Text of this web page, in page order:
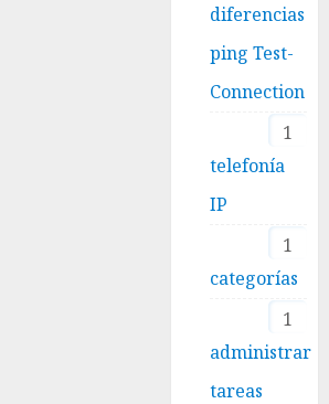
diferencias
ping Test-
Connection
1
telefonía
IP
1
categorías
1
administrar
tareas